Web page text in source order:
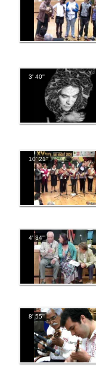
3' 40''
10' 21''
4' 34''
8' 55''